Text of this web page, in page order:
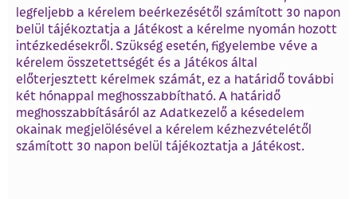
legfeljebb a kérelem beérkezésétől számított 30 napon
belül tájékoztatja a Játékost a kérelme nyomán hozott
intézkedésekről. Szükség esetén, figyelembe véve a
kérelem összetettségét és a Játékos által
előterjesztett kérelmek számát, ez a határidő további
két hónappal meghosszabbítható. A határidő
meghosszabbításáról az Adatkezelő a késedelem
okainak megjelölésével a kérelem kézhezvételétől
számított 30 napon belül tájékoztatja a Játékost.